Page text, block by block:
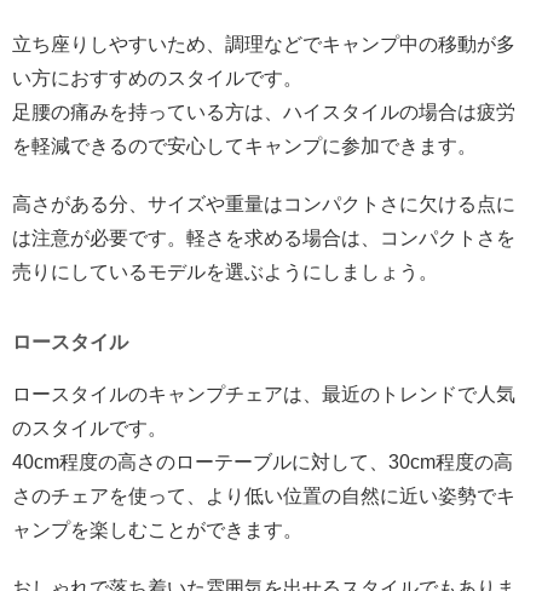
立ち座りしやすいため、調理などでキャンプ中の移動が多
い方におすすめのスタイルです。
足腰の痛みを持っている方は、ハイスタイルの場合は疲労
を軽減できるので安心してキャンプに参加できます。
高さがある分、サイズや重量はコンパクトさに欠ける点に
は注意が必要です。軽さを求める場合は、コンパクトさを
売りにしているモデルを選ぶようにしましょう。
ロースタイル
ロースタイルのキャンプチェアは、最近のトレンドで人気
のスタイルです。
40cm程度の高さのローテーブルに対して、30cm程度の高
さのチェアを使って、より低い位置の自然に近い姿勢でキ
ャンプを楽しむことができます。